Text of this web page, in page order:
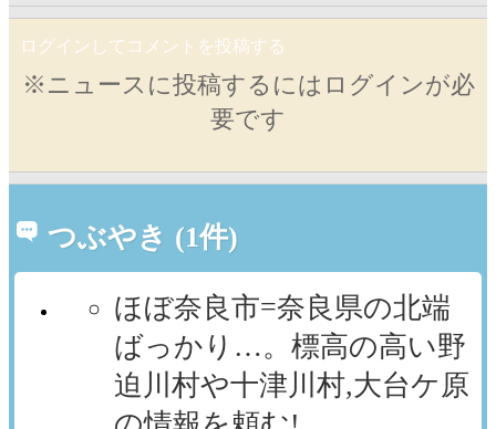
ログインしてコメントを投稿する
※ニュースに投稿するにはログインが必
要です
つぶやき (1件)
ほぼ奈良市=奈良県の北端
ばっかり…。標高の高い野
迫川村や十津川村,大台ケ原